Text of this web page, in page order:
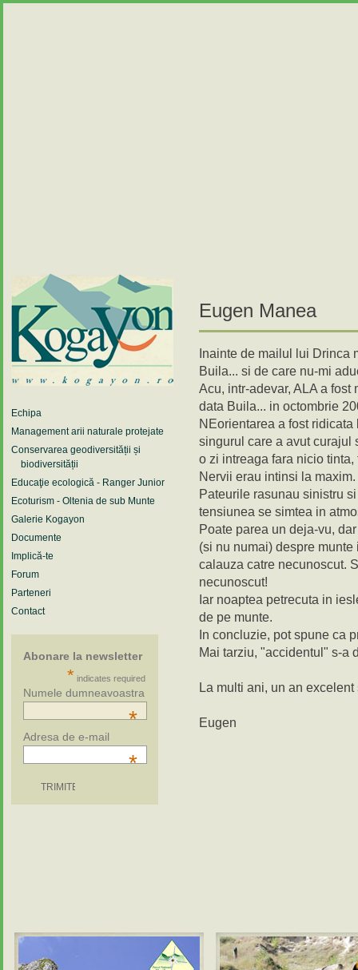
Echipa
Management arii naturale protejate
Conservarea geodiversității și
biodiversității
Educaţie ecologică - Ranger Junior
Ecoturism - Oltenia de sub Munte
Galerie Kogayon
Documente
Implică-te
Forum
Parteneri
Contact
Abonare la newsletter
* indicates required
Numele dumneavoastra
*
Adresa de e-mail
*
Eugen Manea
Inainte de mailul lui Drinca
Buila... si de care nu-mi
Acu, intr-adevar, ALA a
data Buila... in octombrie
NEorientarea a fost
singurul care a avut curajul
o zi intreaga fara nicio
Nervii erau intinsi la
Pateurile rasunau sinistru
tensiunea se simtea in
Poate parea un deja-vu,
(si nu numai) despre
calauza catre necunoscut.
necunoscut!
Iar noaptea petrecuta in
de pe munte.
In concluzie, pot spune ca
Mai tarziu, "accidentul" s-a
La multi ani, un an
Eugen